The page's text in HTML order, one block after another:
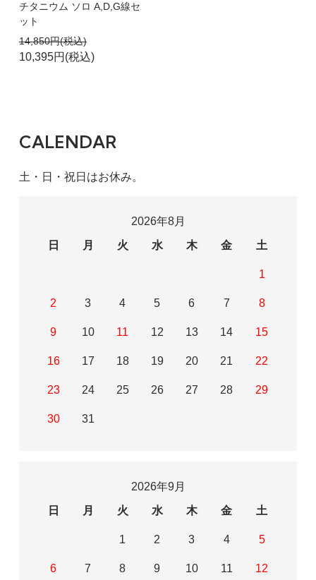
チタニウム ソロ A,D,G線セ
ット
14,850円(税込)
10,395円(税込)
CALENDAR
土・日・祝日はお休み。
2026年8月
日
月 火 水 木 金 土
1
2 3 4 5 6 7 8
9 10 11 12 13 14 15
16 17 18 19 20 21 22
23 24 25 26 27 28 29
30 31
2026年9月
日
月 火 水 木 金 土
1 2 3 4 5
6 7 8 9 10 11 12